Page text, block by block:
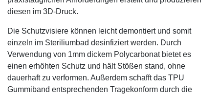
diesen im 3D-Druck.
Die Schutzvisiere können leicht demontiert und somit
einzeln im Steriliumbad desinfiziert werden. Durch
Verwendung von 1mm dickem Polycarbonat bietet es
einen erhöhten Schutz und hält Stößen stand, ohne
dauerhaft zu verformen. Außerdem schafft das TPU
Gummiband entsprechenden Tragekonform durch die